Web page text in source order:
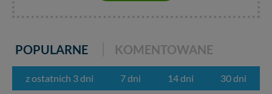
POPULARNE KOMENTOWANE
z ostatnich 3 dni 7 dni 14 dni 30 dni
cookies. Twoja przeglądarka umożliwia Ci skasowanie
nowo...